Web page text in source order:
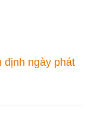
định ngày phát